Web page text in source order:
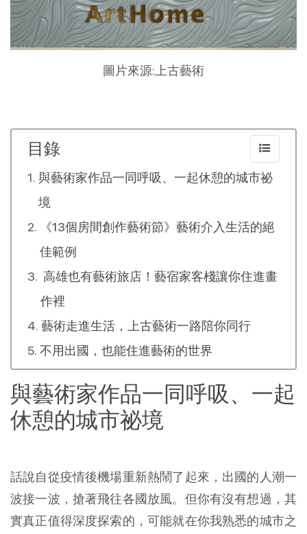
圖片來源:上古藝術
目錄
與藝術家作品一同呼吸、一起休憩的城市祕
境
《13個房間創作藝術節》藝術介入生活的絕
佳範例
高雄也有藝術旅店！藝宿家客棧讓你住進畫
作裡
藝術走進生活，上古藝術一路陪你同行
不用出國，也能住進藝術的世界
與藝術家作品一同呼吸、一起
休憩的城市祕境
話說自從疫情後機場重新熱鬧了起來，出國的人潮一
波接一波，搶著飛往各國放風。但你有沒有想過，其
實真正值得深度探索的，可能就在你我熟悉的城市之